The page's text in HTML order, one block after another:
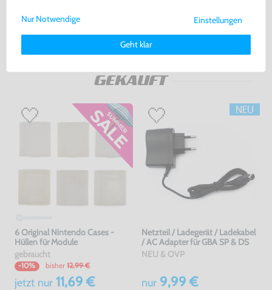
Warenkorb Warenkorb
GEKAUFT
6 Original Nintendo Cases -
Hüllen für Module
gebraucht
-10% bisher 12,99 €
jetzt nur11,69 €
Netzteil / Ladegerät / Ladekabel
/ AC Adapter für GBA SP & DS
NEU & OVP
nur9,99 €
Weitere Informationen zu den von uns verwendeten Cookies und
Deinen Rechten als Nutzer findest Du in unsererDaten­schutz­
Impressum.
Einstellungen
Geht klar
Nur Notwendige